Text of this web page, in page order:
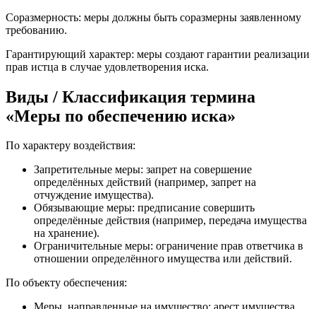
Соразмерность: меры должны быть соразмерны заявленному
требованию.
Гарантирующий характер: меры создают гарантии реализации
прав истца в случае удовлетворения иска.
Виды / Классификация термина
«Меры по обеспечению иска»
По характеру воздействия:
Запретительные меры: запрет на совершение
определённых действий (например, запрет на
отчуждение имущества).
Обязывающие меры: предписание совершить
определённые действия (например, передача имущества
на хранение).
Ограничительные меры: ограничение прав ответчика в
отношении определённого имущества или действий.
По объекту обеспечения: